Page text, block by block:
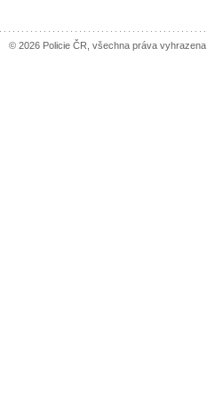
© 2026 Policie ČR, všechna práva vyhrazena